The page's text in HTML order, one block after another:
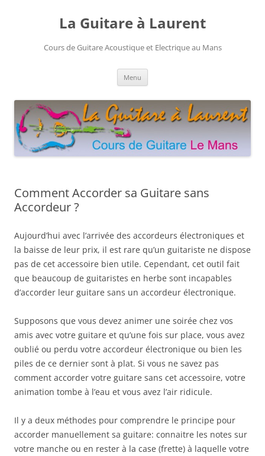
La Guitare à Laurent
Cours de Guitare Acoustique et Electrique au Mans
Menu
Comment Accorder sa Guitare sans
Accordeur ?
Aujourd’hui avec l’arrivée des accordeurs électroniques et
la baisse de leur prix, il est rare qu’un guitariste ne dispose
pas de cet accessoire bien utile. Cependant, cet outil fait
que beaucoup de guitaristes en herbe sont incapables
d’accorder leur guitare sans un accordeur électronique.
Supposons que vous devez animer une soirée chez vos
amis avec votre guitare et qu’une fois sur place, vous avez
oublié ou perdu votre accordeur électronique ou bien les
piles de ce dernier sont à plat. Si vous ne savez pas
comment accorder votre guitare sans cet accessoire, votre
animation tombe à l’eau et vous avez l’air ridicule.
Il y a deux méthodes pour comprendre le principe pour
accorder manuellement sa guitare: connaitre les notes sur
votre manche ou en rester à la case (frette) à laquelle votre